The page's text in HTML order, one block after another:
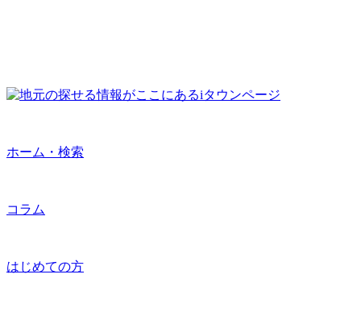
ホーム・検索
コラム
はじめての方